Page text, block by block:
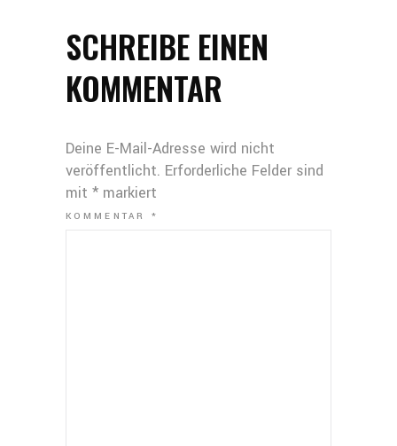
SCHREIBE EINEN
KOMMENTAR
Deine E-Mail-Adresse wird nicht
veröffentlicht. Erforderliche Felder sind
mit * markiert
KOMMENTAR*